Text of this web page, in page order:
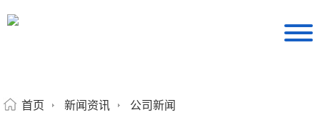
首页 新闻资讯 公司新闻